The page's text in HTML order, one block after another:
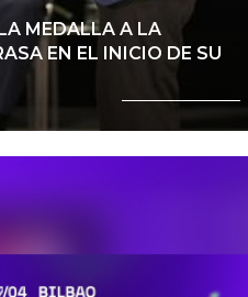
MEDALLA A LA
EN EL INICIO DE SU